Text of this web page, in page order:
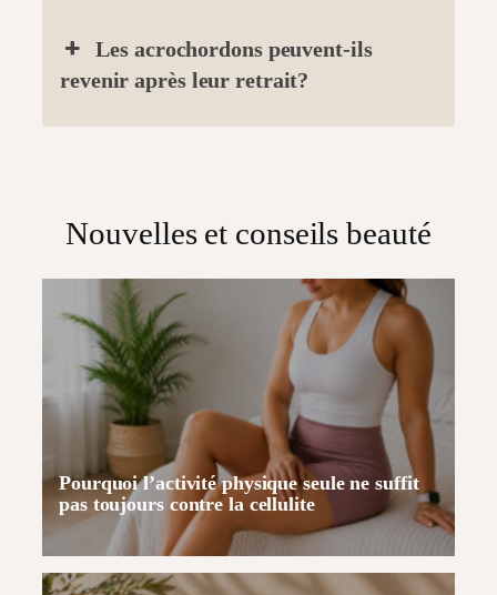
Les acrochordons peuvent-ils
revenir après leur retrait?
Nouvelles et conseils beauté
Pourquoi l’activité physique seule ne suffit
pas toujours contre la cellulite